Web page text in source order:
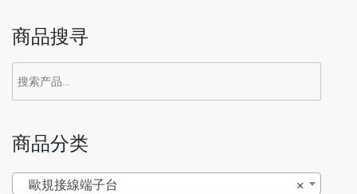
商品搜寻
商品分类
×
歐規接線端子台